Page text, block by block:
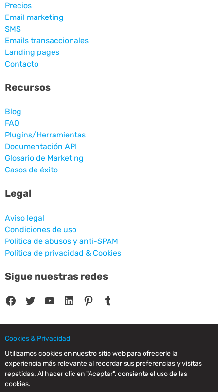
Precios
Email marketing
SMS
Emails transaccionales
Landing pages
Contacto
Recursos
Blog
FAQ
Plugins/Herramientas
Documentación API
Glosario de Marketing
Casos de éxito
Legal
Aviso legal
Condiciones de uso
Política de abusos y anti-SPAM
Política de privacidad & Cookies
Sígue nuestras redes
Facebook Twitter YouTube LinkedIn Pinterest Tumblr
© 2025 CPC SERVICIOS INFORMATICOS SL - C/ Nardo, 12 28250 - Torrelodones -
Madrid - Spain Commercial Registry of Madrid. Volume 19.999. Book 0. Page 182.
NIF/VAT: ESB83964601. VAT not included.
Cookies & Privacidad
Utilizamos cookies en nuestro sitio web para ofrecerle la
experiencia más relevante al recordar sus preferencias y visitas
repetidas. Al hacer clic en "Aceptar", consiente el uso de las
cookies.